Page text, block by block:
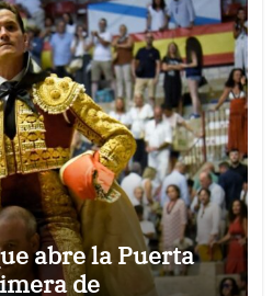
abre la Puerta
de